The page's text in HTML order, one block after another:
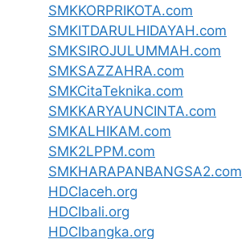
SMKKORPRIKOTA.com
SMKITDARULHIDAYAH.com
SMKSIROJULUMMAH.com
SMKSAZZAHRA.com
SMKCitaTeknika.com
SMKKARYAUNCINTA.com
SMKALHIKAM.com
SMK2LPPM.com
SMKHARAPANBANGSA2.com
HDCIaceh.org
HDCIbali.org
HDCIbangka.org